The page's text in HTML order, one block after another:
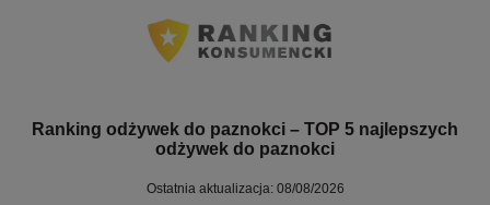
Ranking odżywek do paznokci – TOP 5 najlepszych
odżywek do paznokci
Ostatnia aktualizacja: 08/08/2026